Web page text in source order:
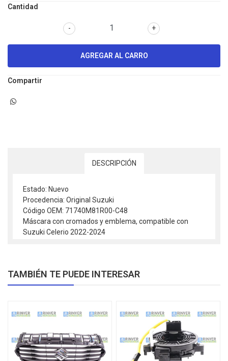
Cantidad
+
-
Compartir
DESCRIPCIÓN
Estado: Nuevo
Procedencia: Original Suzuki
Código OEM: 71740M81R00-C48
Máscara con cromados y emblema, compatible con
Suzuki Celerio 2022-2024
TAMBIÉN TE PUEDE INTERESAR